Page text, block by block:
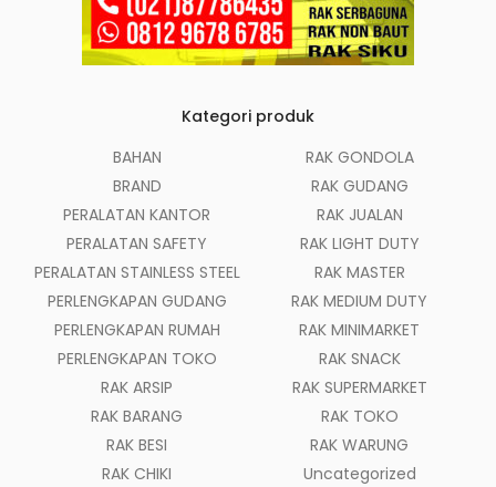
Kategori produk
BAHAN
BRAND
PERALATAN KANTOR
PERALATAN SAFETY
PERALATAN STAINLESS STEEL
PERLENGKAPAN GUDANG
PERLENGKAPAN RUMAH
PERLENGKAPAN TOKO
RAK ARSIP
RAK BARANG
RAK BESI
RAK CHIKI
RAK GONDOLA
RAK GUDANG
RAK JUALAN
RAK LIGHT DUTY
RAK MASTER
RAK MEDIUM DUTY
RAK MINIMARKET
RAK SNACK
RAK SUPERMARKET
RAK TOKO
RAK WARUNG
Uncategorized